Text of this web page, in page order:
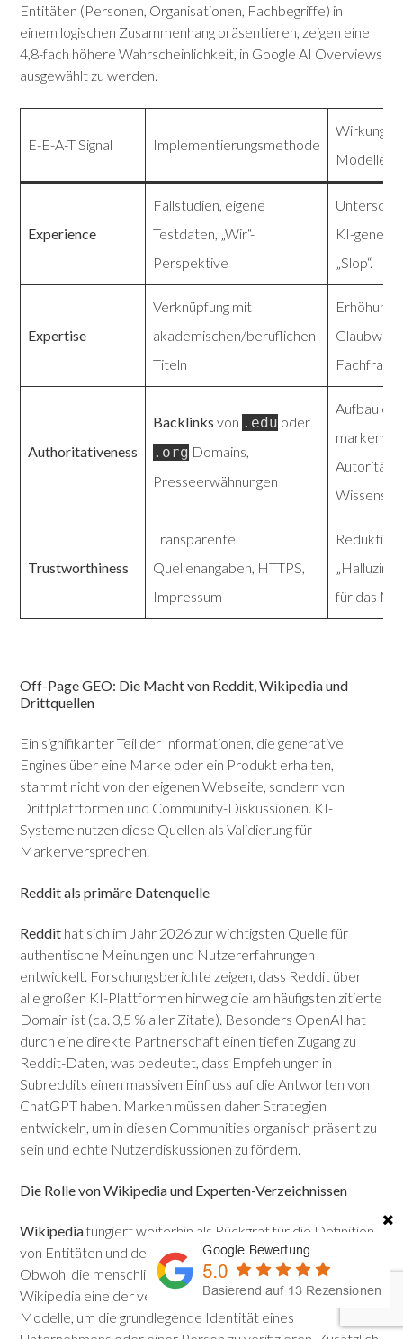
Entitäten (Personen, Organisationen, Fachbegriffe) in
einem logischen Zusammenhang präsentieren, zeigen eine
4,8-fach höhere Wahrscheinlichkeit, in Google AI Overviews
ausgewählt zu werden.
E-E-A-T Signal Implementierungsmethode
Wirkung
Modelle
Experience
Fallstudien, eigene
Testdaten, „Wir“-
Perspektive
KI-
„Slop“.
Expertise
Verknüpfung mit
akademischen/beruflichen
Titeln
Erhöhung
Authoritativeness
Backlinks von .edu oder
.org Domains,
Presseerwähnungen
Aufbau
Autorität
Trustworthiness
Transparente
Quellenangaben, HTTPS,
Impressum
Reduktion
für das
Off-Page GEO: Die Macht von Reddit, Wikipedia und
Drittquellen
Ein signifikanter Teil der Informationen, die generative
Engines über eine Marke oder ein Produkt erhalten,
stammt nicht von der eigenen Webseite, sondern von
Drittplattformen und Community-Diskussionen. KI-
Systeme nutzen diese Quellen als Validierung für
Markenversprechen.
Reddit als primäre Datenquelle
Reddit hat sich im Jahr 2026 zur wichtigsten Quelle für
authentische Meinungen und Nutzererfahrungen
entwickelt. Forschungsberichte zeigen, dass Reddit über
alle großen KI-Plattformen hinweg die am häufigsten zitierte
Domain ist (ca. 3,5 % aller Zitate). Besonders OpenAI hat
durch eine direkte Partnerschaft einen tiefen Zugang zu
Reddit-Daten, was bedeutet, dass Empfehlungen in
Subreddits einen massiven Einfluss auf die Antworten von
ChatGPT haben. Marken müssen daher Strategien
entwickeln, um in diesen Communities organisch präsent zu
sein und echte Nutzerdiskussionen zu fördern.
Die Rolle von Wikipedia und Experten-Verzeichnissen
Wikipediafungiert weiterhin als Rückgrat für die Definition
von Entitäten und deren Beziehungen im Knowledge Graph.
Obwohl die menschlichen Seitenaufrufe sinken, bleibt
Wikipedia eine der vertrauenswürdigsten Quellen für KI-
Modelle, um die grundlegende Identität eines